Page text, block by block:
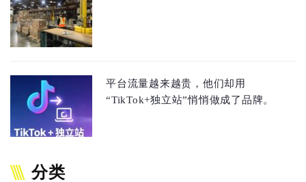
平台流量越来越贵，他们却用
“TikTok+独立站”悄悄做成了品牌。
分类